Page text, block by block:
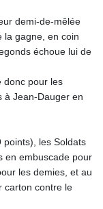
demi-de-mêlée
la gagne, en coin
échoue lui de
donc pour les
à Jean-Dauger en
points), les Soldats
en embuscade pour
les demies, et au
carton contre le